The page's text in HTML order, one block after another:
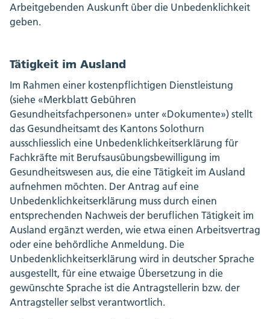
Arbeitgebenden Auskunft über die Unbedenklichkeit
geben.
Tätigkeit im Ausland
Im Rahmen einer kostenpflichtigen Dienstleistung
(siehe «Merkblatt Gebühren
Gesundheitsfachpersonen» unter «Dokumente») stellt
das Gesundheitsamt des Kantons Solothurn
ausschliesslich eine Unbedenklichkeitserklärung für
Fachkräfte mit Berufsausübungsbewilligung im
Gesundheitswesen aus, die eine Tätigkeit im Ausland
aufnehmen möchten. Der Antrag auf eine
Unbedenklichkeitserklärung muss durch einen
entsprechenden Nachweis der beruflichen Tätigkeit im
Ausland ergänzt werden, wie etwa einen Arbeitsvertrag
oder eine behördliche Anmeldung. Die
Unbedenklichkeitserklärung wird in deutscher Sprache
ausgestellt, für eine etwaige Übersetzung in die
gewünschte Sprache ist die Antragstellerin bzw. der
Antragsteller selbst verantwortlich.